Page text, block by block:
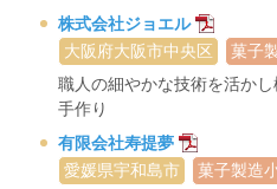
株式会社ジョエル
大阪府大阪市中央区
菓子
職人の細やかな技術を活か
手作り
有限会社寿提夢
愛媛県宇和島市
菓子製造